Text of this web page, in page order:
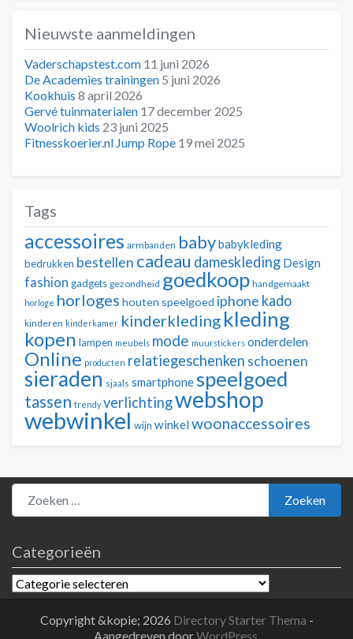
Nieuwste aanmeldingen
Vaderschapstest.com 11 juni 2026
De Academies trainingen 5 juni 2026
Kookhuis 8 april 2026
Gervé tuinmaterialen 17 december 2025
Woolrich kids 23 juni 2025
Fitnesskoerier.nl Jump Rope 19 mei 2025
Tags
accessoires armbanden babybabykleding
bedrukken bestellen cadeau dameskleding Design
fashion gadgets gezondheid goedkoop handgemaakt
horloge horloges houten speelgoed iphone kado
kinderen kinderkamer kinderkleding kleding
kopen lampen meubels mode muurstickers onderdelen
Online producten relatiegeschenken schoenen
sieraden sjaals smartphonespeelgoed
tassen trendy verlichtingwebshop
webwinkel wijn winkelwoonaccessoires
Zoeken naar:
Zoeken
Categorieën
Categorieën
Copyright &kopie; 2026 Directory Starter Thema -
Aangedreven doorWordPress